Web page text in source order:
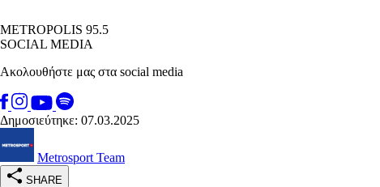
METROPOLIS 95.5
SOCIAL MEDIA
Ακολουθήστε μας στα social media
Δημοσιεύτηκε: 07.03.2025
Metrosport Team
SHARE